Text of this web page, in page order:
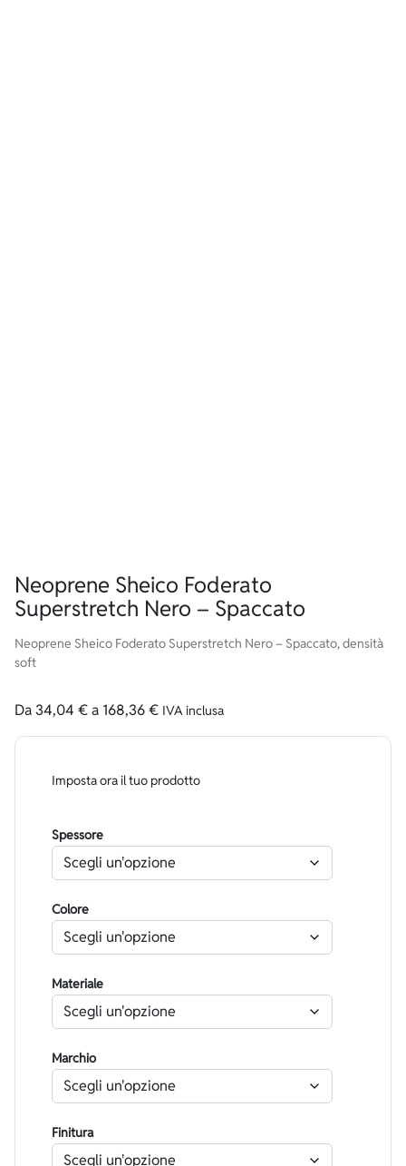
Neoprene Sheico Foderato
Superstretch Nero – Spaccato
Neoprene Sheico Foderato Superstretch Nero – Spaccato, densità
soft
Da34,04€a 168,36€ IVA inclusa
Imposta ora il tuo prodotto
Spessore
Colore
Materiale
Marchio
Finitura